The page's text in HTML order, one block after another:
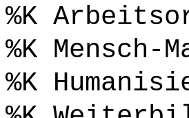
%K
%K Mensch-
%K